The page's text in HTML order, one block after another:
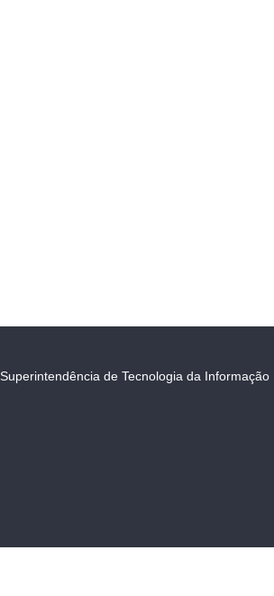
Superintendência de Tecnologia da Informação